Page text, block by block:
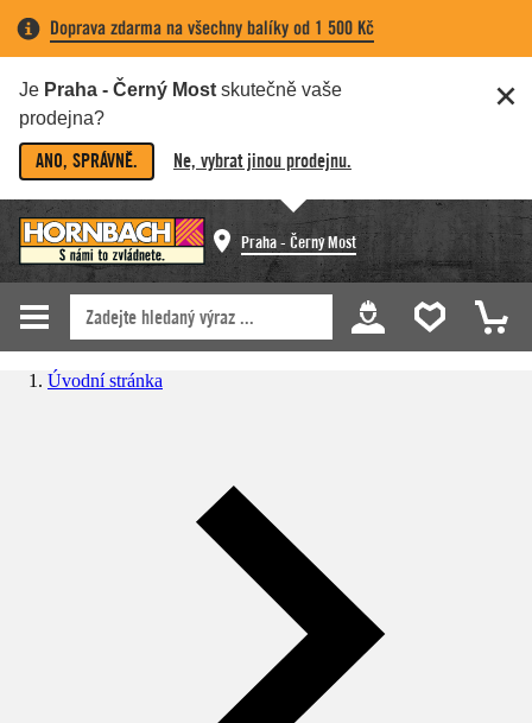
Doprava zdarma na všechny balíky od 1 500 Kč
Je Praha - Černý Most skutečně vaše
prodejna?
ANO, SPRÁVNĚ. Ne, vybrat jinou prodejnu.
Praha - Černý Most
Úvodní stránka